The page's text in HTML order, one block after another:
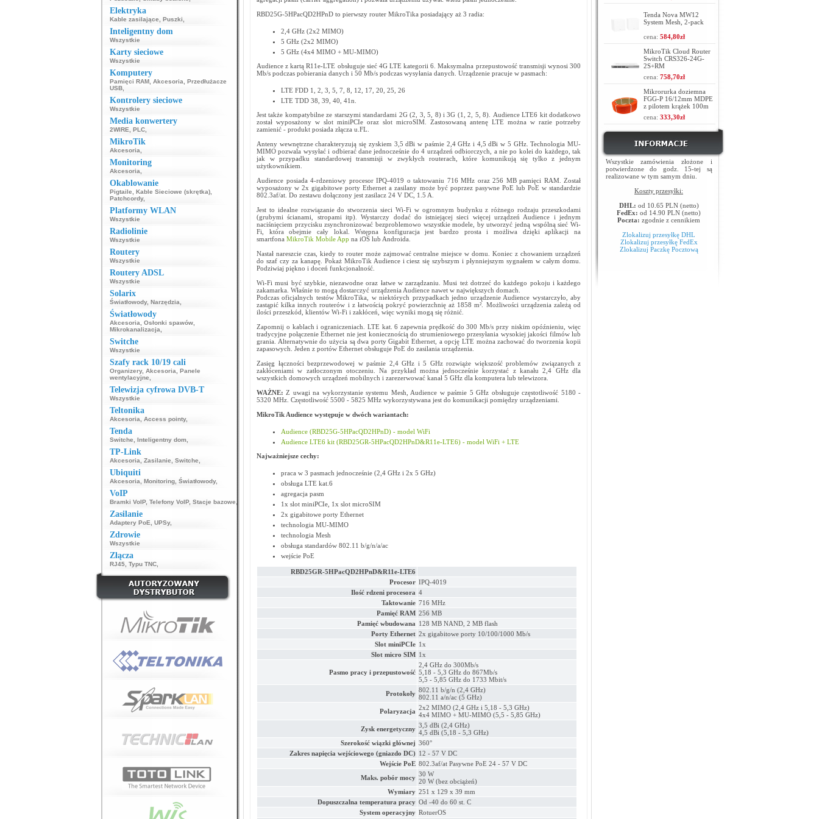
Elektryka
Kable zasilające Puszki
Inteligentny dom
Wszystkie
Karty sieciowe
Wszystkie
Komputery
Pamięci RAM, Akcesoria
Przedłużacze
USB,
Kontrolery sieciowe
Wszystkie
Media konwertery
2WIRE PLC,
MikroTik
Akcesoria
Monitoring
Akcesoria
Okablowanie
Pigtaile Kable Sieciowe (skrętka),
Patchcordy,
Platformy WLAN
Wszystkie
Radiolinie
Wszystkie
Routery
Wszystkie
Routery ADSL
Wszystkie
Solarix
Światłowody, Narzędzia
Światłowody
Akcesoria Osłonki spawów,
Mikrokanalizacja
Switche
Wszystkie
Szafy rack 10/19 cali
Organizery, Akcesoria
Panele
wentylacyjne
Telewizja cyfrowa DVB-T
Wszystkie
Teltonika
Akcesoria Access pointy,
Tenda
Switche Inteligentny dom,
TP-Link
Akcesoria Zasilanie Switche
Ubiquiti
Akcesoria Monitoring, Światłowody,
VoIP
Bramki VoIP, Telefony VoIP, Stacje bazowe
Zasilanie
Adaptery PoE UPSy,
Zdrowie
Wszystkie
Złącza
RJ45, Typu TNC,
RBD25G-5HPacQD2HPnD to pierwszy router MikroTika posiadający aż 3 radia:
2,4 GHz (2x2 MIMO)
5 GHz (2x2 MIMO)
5 GHz (4x4 MIMO + MU-MIMO)
Audience z kartą R11e-LTE obsługuje sieć 4G LTE kategorii 6. Maksymalna przepustowość transmisji wynosi 300
Mb/s podczas pobierania danych i 50 Mb/s podczas wysyłania danych. Urządzenie pracuje w pasmach:
LTE FDD 1, 2, 3, 5, 7, 8, 12, 17, 20, 25, 26
LTE TDD 38, 39, 40, 41n.
Jest także kompatybilne ze starszymi standardami 2G (2, 3, 5, 8) i 3G (1, 2, 5, 8). Audience LTE6 kit dodatkowo
został wyposażony w slot miniPCIe oraz slot microSIM. Zastosowaną antenę LTE można w razie potrzeby
zamienić - produkt posiada złącza u.FL.
Anteny wewnętrzne charakteryzują się zyskiem 3,5 dBi w paśmie 2,4 GHz i 4,5 dBi w 5 GHz. Technologia MU-
MIMO pozwala wysyłać i odbierać dane jednocześnie do 4 urządzeń odbiorczych, a nie po kolei do każdego, tak
jak w przypadku standardowej transmisji w zwykłych routerach, które komunikują się tylko z jednym
użytkownikiem.
Audience posiada 4-rdzeniowy procesor IPQ-4019 o taktowaniu 716 MHz oraz 256 MB pamięci RAM. Został
wyposażony w 2x gigabitowe porty Ethernet a zasilany może być poprzez pasywne PoE lub PoE w standardzie
802.3af/at. Do zestawu dołączony jest zasilacz 24 V DC, 1.5 A.
Jest to idealne rozwiązanie do stworzenia sieci Wi-Fi w ogromnym budynku z różnego rodzaju przeszkodami
(grubymi ścianami, stropami itp). Wystarczy dodać do istniejącej sieci więcej urządzeń Audience i jednym
naciśnięciem przycisku zsynchronizować bezproblemowo wszystkie modele, by utworzyć jedną wspólną sieć Wi-
Fi, która obejmie cały lokal. Wstępna konfiguracja jest bardzo prosta i możliwa dzięki aplikacji na
smartfona MikroTik Mobile App na iOS lub Androida.
Nastał nareszcie czas, kiedy to router może zajmować centralne miejsce w domu. Koniec z chowaniem urządzeń
do szaf czy za kanapę. Pokaż MikroTik Audience i ciesz się szybszym i płynniejszym sygnałem w całym domu.
Podziwiaj piękno i doceń funkcjonalność.
Wi-Fi musi być szybkie, niezawodne oraz łatwe w zarządzaniu. Musi też dotrzeć do każdego pokoju i każdego
zakamarka. Właśnie to mogą dostarczyć urządzenia Audience nawet w największych domach.
Podczas oficjalnych testów MikroTika, w niektórych przypadkach jedno urządzenie Audience wystarczyło, aby
zastąpić kilka innych routerów i z łatwością pokryć powierzchnię aż 1858 m². Możliwości urządzenia zależą od
ilości przeszkód, klientów Wi-Fi i zakłóceń, więc wyniki mogą się różnić.
Zapomnij o kablach i ograniczeniach. LTE kat. 6 zapewnia prędkość do 300 Mb/s przy niskim opóźnieniu, więc
tradycyjne połączenie Ethernet nie jest koniecznością do strumieniowego przesyłania wysokiej jakości filmów lub
grania. Alternatywnie do użycia są dwa porty Gigabit Ethernet, a opcję LTE można zachować do tworzenia kopii
zapasowych. Jeden z portów Ethernet obsługuje PoE do zasilania urządzenia.
Zasięg łączności bezprzewodowej w paśmie 2,4 GHz i 5 GHz rozwiąże większość problemów związanych z
zakłóceniami w zatłoczonym otoczeniu. Na przykład można jednocześnie korzystać z kanału 2,4 GHz dla
wszystkich domowych urządzeń mobilnych i zarezerwować kanał 5 GHz dla komputera lub telewizora.
WAŻNE: Z uwagi na wykorzystanie systemu Mesh, Audience w paśmie 5 GHz obsługuje częstotliwość 5180 -
5320 MHz. Częstotliwość 5500 - 5825 MHz wykorzystywana jest do komunikacji pomiędzy urządzeniami.
MikroTik Audience występuje w dwóch wariantach:
Audience (RBD25G-5HPacQD2HPnD) - model WiFi
Audience LTE6 kit (RBD25GR-5HPacQD2HPnD&R11e-LTE6) - model WiFi + LTE
Najważniejsze cechy:
praca w 3 pasmach jednocześnie (2,4 GHz i 2x 5 GHz)
obsługa LTE kat.6
agregacja pasm
1x slot miniPCIe, 1x slot microSIM
2x gigabitowe porty Ethernet
technologia MU-MIMO
technologia Mesh
obsługa standardów 802.11 b/g/n/a/ac
wejście PoE
RBD25GR-5HPacQD2HPnD&R11e-LTE6
Procesor IPQ-4019
Ilość rdzeni procesora 4
Taktowanie 716 MHz
Pamięć RAM 256 MB
Pamięć wbudowana 128 MB NAND, 2 MB flash
Porty Ethernet 2x gigabitowe porty 10/100/1000 Mb/s
Slot miniPCIe 1x
Slot micro SIM 1x
Pasmo pracy i przepustowość
2,4 GHz do 300Mb/s
5,18 - 5,3 GHz do 867Mb/s
5,5 - 5,85 GHz do 1733 Mbit/s
Protokoły 802.11 b/g/n (2,4 GHz)
802.11 a/n/ac (5 GHz)
Polaryzacja 2x2 MIMO (2,4 GHz i 5,18 - 5,3 GHz)
4x4 MIMO + MU-MIMO (5,5 - 5,85 GHz)
Zysk energetyczny 3,5 dBi (2,4 GHz)
4,5 dBi (5,18 - 5,3 GHz)
Szerokość wiązki głównej 360°
Zakres napięcia wejściowego (gniazdo DC) 12 - 57 V DC
Wejście PoE 802.3af/at Pasywne PoE 24 - 57 V DC
Maks. pobór mocy 30 W
20 W (bez obciążeń)
Wymiary 251 x 129 x 39 mm
Dopuszczalna temperatura pracy Od -40 do 60 st. C
System operacyjny RotuerOS
Tenda Nova MW12
System Mesh, 2-pack
cena: 584,80zł
MikroTik Cloud Router
Switch CRS326-24G-
2S+RM
cena: 758,70zł
Mikrorurka doziemna
FGG-P 16/12mm MDPE
z pilotem krążek 100m
cena: 333,30zł
Wszystkie zamówienia złożone i
potwierdzone do godz. 15-tej są
realizowane w tym samym dniu.
Koszty przesyłki:
DHL: od 10.65 PLN (netto)
FedEx: od 14.90 PLN (netto)
Poczta: zgodnie z cennikiem
Zlokalizuj przesyłkę DHL
Zlokalizuj przesyłkę FedEx
Zlokalizuj Paczkę Pocztową